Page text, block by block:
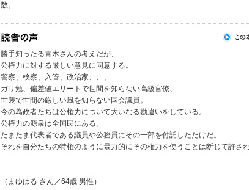
数。
勝手知ったる青木さんの考えだが、
公権力に対する厳しい意見に同意する。
警察、検察、入管、政治家、、、
ガリ勉、偏差値エリートで世間を知らない高級官僚、
世襲で世間の厳しい風を知らない国会議員。
今の為政者たちは公権力について大いなる勘違いをしている。
公権力の源泉は全国民にある。
たまたま代表者である議員や公務員にその一部を付託しただけだ。
それを自分たちの特権のように暴力的にその権力を使うことは断じて許され
（まゆはる さん／64歳 男性）